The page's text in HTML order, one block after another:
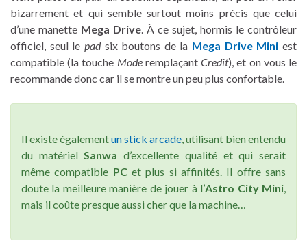
bizarrement et qui semble surtout moins précis que celui
d’une manette Mega Drive. À ce sujet, hormis le contrôleur
officiel, seul le pad six boutons de la Mega Drive Mini est
compatible (la touche ModeremplaçantCredit), et on vous le
recommande donc car il se montre un peu plus confortable.
Il existe égalementun stick arcade, utilisant bien entendu
du matérielSanwa d’excellente qualité et qui serait
même compatible PCet plus si affinités. Il offre sans
doute la meilleure manière de jouer à l’Astro City Mini,
mais il coûte presque aussi cher que la machine…